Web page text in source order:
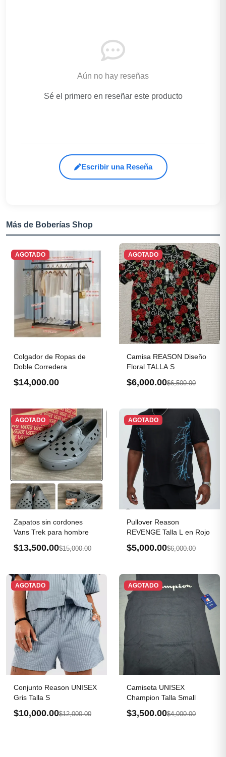
Aún no hay reseñas
Sé el primero en reseñar este producto
Escribir una Reseña
Más de Boberías Shop
AGOTADO
Colgador de Ropas de
Doble Corredera
$14,000.00
AGOTADO
Camisa REASON Diseño
Floral TALLA S
$6,000.00$6,500.00
AGOTADO
Zapatos sin cordones
Vans Trek para hombre
$13,500.00$15,000.00
AGOTADO
Pullover Reason
REVENGE Talla L en Rojo
$5,000.00$6,000.00
AGOTADO
Conjunto Reason UNISEX
Gris Talla S
$10,000.00$12,000.00
AGOTADO
Camiseta UNISEX
Champion Talla Small
$3,500.00$4,000.00